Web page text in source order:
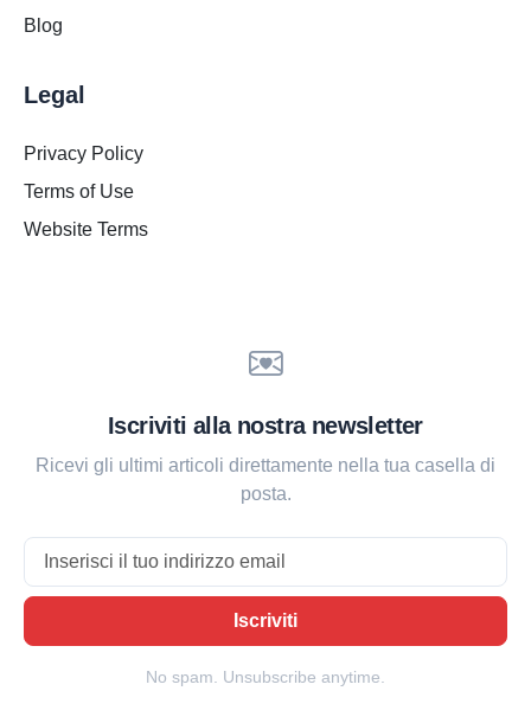
Blog
Legal
Privacy Policy
Terms of Use
Website Terms
Iscriviti alla nostra newsletter
Ricevi gli ultimi articoli direttamente nella tua casella di
posta.
Email
Iscriviti
No spam. Unsubscribe anytime.